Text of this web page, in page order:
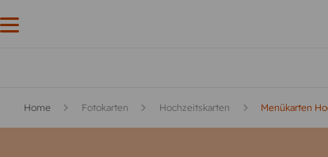
Home Fotokarten Hochzeitskarten Menükarten